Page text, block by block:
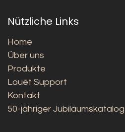
Nützliche Links
Home
Über uns
Produkte
Louët Support
Kontakt
50-jähriger Jubiläumskatalog